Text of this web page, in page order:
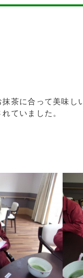
茶に合って美味し
ていました。